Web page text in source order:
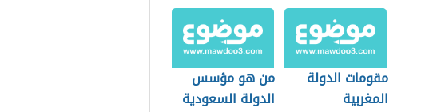
مقومات الدولة
المغربية
من هو مؤسس
الدولة السعودية